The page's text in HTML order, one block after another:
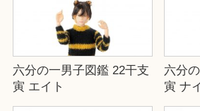
六分の一男子図鑑 22干支
寅 エイト
六分
寅 ナ